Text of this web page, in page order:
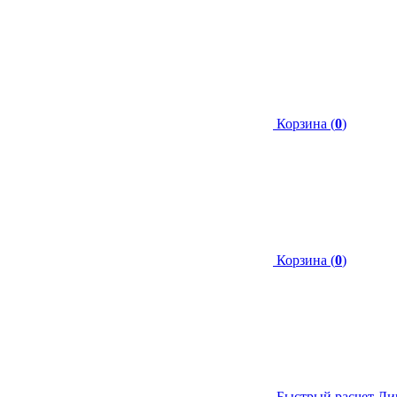
Корзина (0)
Корзина (0)